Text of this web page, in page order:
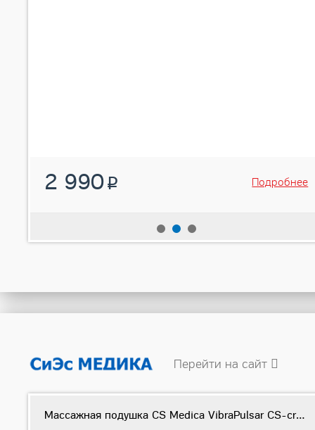
2 990 Подробнее
Перейти на сайт
Массажная подушка CS Medica VibraPulsar CS-cr6 BodyRelax